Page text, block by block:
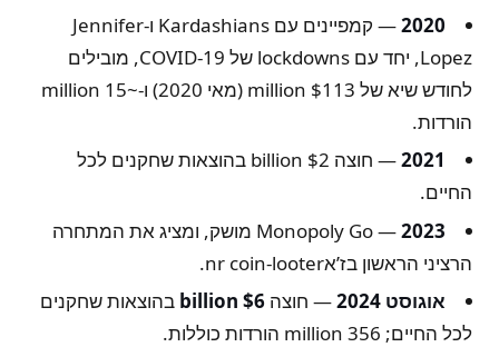
2020
— קמפיינים עם Kardashians ו-Jennifer
Lopez, יחד עם lockdowns של COVID-19, מובילים
לחודש שיא של $113 million (מאי 2020) ו-~15 million
הורדות.
2021
— חוצה $2 billion בהוצאות שחקנים לכל
החיים.
2023
— Monopoly Go מושק, ומציג את המתחרה
הרציני הראשון בז’אnr coin-looter.
אוגוסט 2024
— חוצה $6 billion
בהוצאות שחקנים
לכל החיים; 356 million הורדות כוללות.